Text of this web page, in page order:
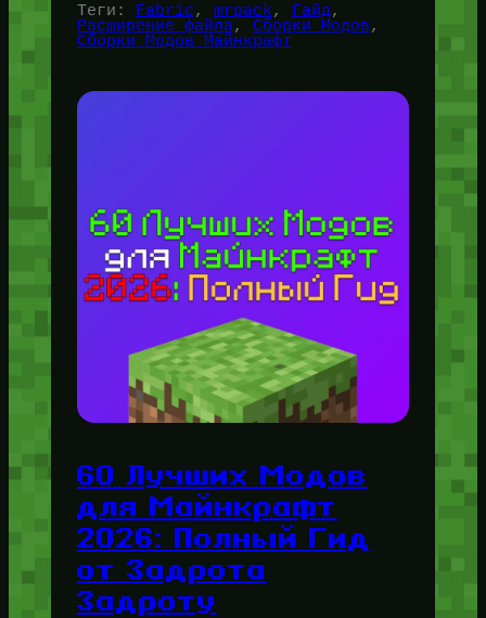
Теги: Fabric, mrpack, Гайд
Расширение файла, Сборки Модов
Сборки Модов Майнкрафт
60 Лучших Модов
для Майнкрафт
2026: Полный Гид
от Задрота
Задроту